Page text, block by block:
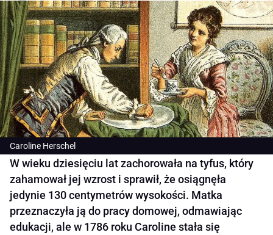
Caroline Herschel
W wieku dziesięciu lat zachorowała na tyfus, który
zahamował jej wzrost i sprawił, że osiągnęła
jedynie 130 centymetrów wysokości. Matka
przeznaczyła ją do pracy domowej, odmawiając
edukacji, ale w 1786 roku Caroline stała się